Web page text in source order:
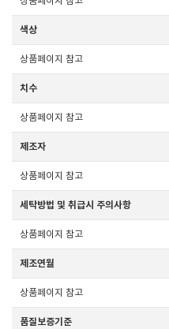
색상
상품페이지 참고
치수
상품페이지 참고
제조자
상품페이지 참고
세탁방법 및 취급시 주의사항
상품페이지 참고
제조연월
상품페이지 참고
품질보증기준